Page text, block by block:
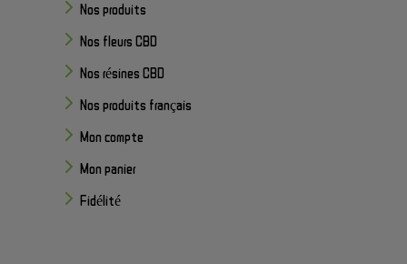
Nos produits
Nos fleurs CBD
Nos résines CBD
Nos produits français
Mon compte
Mon panier
Fidélité